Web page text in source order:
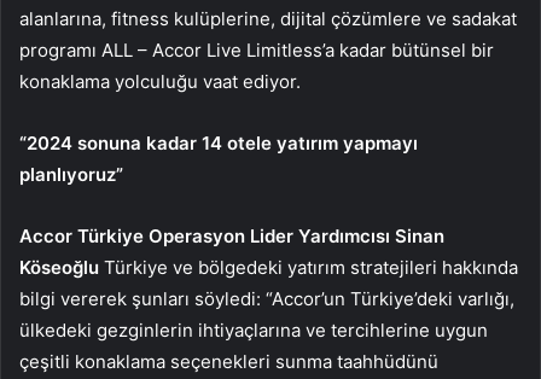
alanlarına, fitness kulüplerine, dijital çözümlere ve sadakat
programı ALL – Accor Live Limitless’a kadar bütünsel bir
konaklama yolculuğu vaat ediyor.
“2024 sonuna kadar 14 otele yatırım yapmayı
planlıyoruz”
Accor Türkiye Operasyon Lider Yardımcısı Sinan
Köseoğlu Türkiye ve bölgedeki yatırım stratejileri hakkında
bilgi vererek şunları söyledi: “Accor’un Türkiye’deki varlığı,
ülkedeki gezginlerin ihtiyaçlarına ve tercihlerine uygun
çeşitli konaklama seçenekleri sunma taahhüdünü